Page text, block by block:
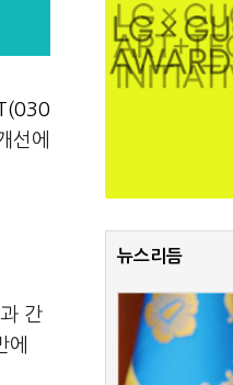
선에
간
에
뉴스리듬